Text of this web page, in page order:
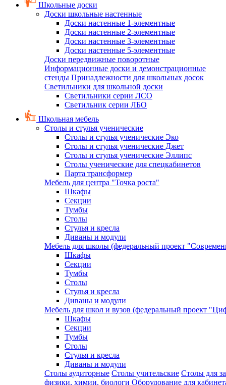
Школьные доски
Доски школьные настенные
Доски настенные 1-элементные
Доски настенные 2-элементные
Доски настенные 3-элементные
Доски настенные 5-элементные
Доски передвижные поворотные
Информационные доски и демонстрационные
стенды Принадлежности для школьных досок
Светильники для школьной доски
Светильники серии ЛСО
Светильник серии ЛБО
Школьная мебель
Столы и стулья ученические
Столы и стулья ученические Эко
Столы и стулья ученические Джет
Столы и стулья ученические Эллипс
Столы ученические для спецкабинетов
Парта трансформер
Мебель для центра "Точка роста"
Шкафы
Секции
Тумбы
Столы
Стулья и кресла
Диваны и модули
Мебель для школы (федеральный проект
Шкафы
Секции
Тумбы
Столы
Стулья и кресла
Диваны и модули
Мебель для школ и вузов (федеральный проект
Шкафы
Секции
Тумбы
Столы
Стулья и кресла
Диваны и модули
Столы аудиторные Столы учительские Столы для
физики, химии, биологи Оборудование для